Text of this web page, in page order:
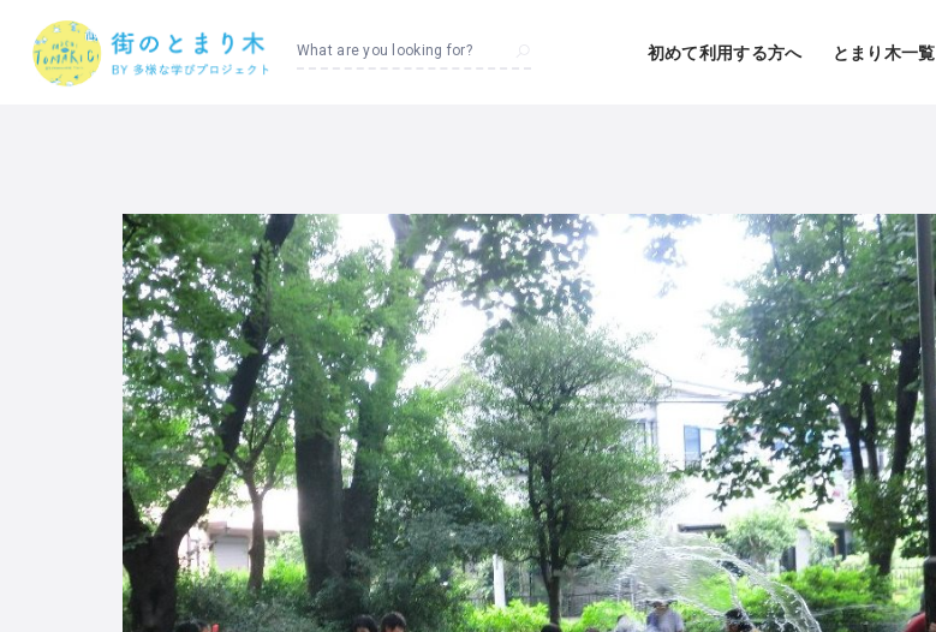
What are you looking for? 初めて利用する方へ とまり木一覧